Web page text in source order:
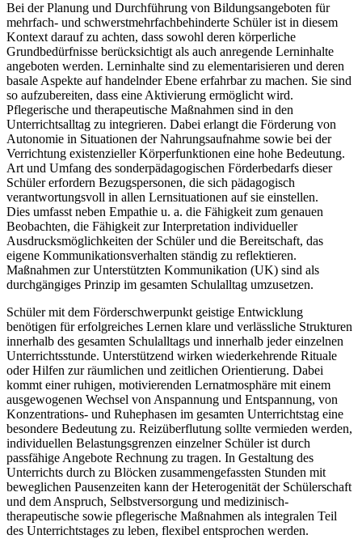
Bei der Planung und Durchführung von Bildungsangeboten für
mehrfach- und schwerstmehrfachbehinderte Schüler ist in diesem
Kontext darauf zu achten, dass sowohl deren körperliche
Grundbedürfnisse berücksichtigt als auch anregende Lerninhalte
angeboten werden. Lerninhalte sind zu elementarisieren und deren
basale Aspekte auf handelnder Ebene erfahrbar zu machen. Sie sind
so aufzubereiten, dass eine Aktivierung ermöglicht wird.
Pflegerische und therapeutische Maßnahmen sind in den
Unterrichtsalltag zu integrieren. Dabei erlangt die Förderung von
Autonomie in Situationen der Nahrungsaufnahme sowie bei der
Verrichtung existenzieller Körperfunktionen eine hohe Bedeutung.
Art und Umfang des sonderpädagogischen Förderbedarfs dieser
Schüler erfordern Bezugspersonen, die sich pädagogisch
verantwortungsvoll in allen Lernsituationen auf sie einstellen.
Dies umfasst neben Empathie u. a. die Fähigkeit zum genauen
Beobachten, die Fähigkeit zur Interpretation individueller
Ausdrucksmöglichkeiten der Schüler und die Bereitschaft, das
eigene Kommunikationsverhalten ständig zu reflektieren.
Maßnahmen zur Unterstützten Kommunikation (UK) sind als
durchgängiges Prinzip im gesamten Schulalltag umzusetzen.
Schüler mit dem Förderschwerpunkt geistige Entwicklung
benötigen für erfolgreiches Lernen klare und verlässliche Strukturen
innerhalb des gesamten Schulalltags und innerhalb jeder einzelnen
Unterrichtsstunde. Unterstützend wirken wiederkehrende Rituale
oder Hilfen zur räumlichen und zeitlichen Orientierung. Dabei
kommt einer ruhigen, motivierenden Lernatmosphäre mit einem
ausgewogenen Wechsel von Anspannung und Entspannung, von
Konzentrations- und Ruhephasen im gesamten Unterrichtstag eine
besondere Bedeutung zu. Reizüberflutung sollte vermieden werden,
individuellen Belastungsgrenzen einzelner Schüler ist durch
passfähige Angebote Rechnung zu tragen. In Gestaltung des
Unterrichts durch zu Blöcken zusammengefassten Stunden mit
beweglichen Pausenzeiten kann der Heterogenität der Schülerschaft
und dem Anspruch, Selbstversorgung und medizinisch-
therapeutische sowie pflegerische Maßnahmen als integralen Teil
des Unterrichtstages zu leben, flexibel entsprochen werden.